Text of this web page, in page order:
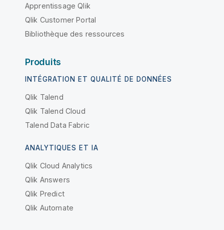
Apprentissage Qlik
Qlik Customer Portal
Bibliothèque des ressources
Produits
INTÉGRATION ET QUALITÉ DE DONNÉES
Qlik Talend
Qlik Talend Cloud
Talend Data Fabric
ANALYTIQUES ET IA
Qlik Cloud Analytics
Qlik Answers
Qlik Predict
Qlik Automate